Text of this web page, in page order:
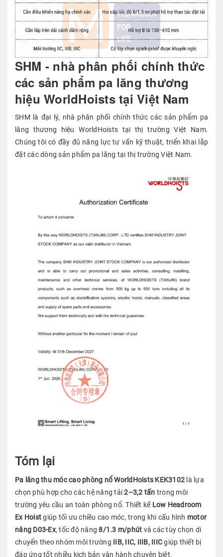
SHM - nhà phân phối chính thức
các sản phẩm pa lăng thương
hiệu WorldHoists tại Việt Nam
SHM là đại lý, nhà phân phối chính thức các sản phẩm pa
lăng thương hiệu WorldHoists tại thị trường Việt Nam.
Chúng tôi có đầy đủ năng lực tư vấn kỹ thuật, triển khai lắp
đặt các dòng sản phẩm pa lăng tại thị trường Việt Nam.
Tóm lại
Pa lăng thu móc cao phòng nổ WorldHoists KEK3102 là lựa
chọn phù hợp cho các hệ nâng tải2–3,2 tấn trong môi
trường yêu cầu an toàn phòng nổ. Thiết kế Low Headroom
Ex Hoistgiúp tối ưu chiều cao móc, trong khi cấu hình motor
nâng D03-Ex, tốc độ nâng8/1.3 m/phút và các tùy chọn di
chuyển theo nhóm môi trường IIB, IIC, IIIB, IIICgiúp thiết bị
đáp ứng tốt nhiều kịch bản vận hành chuyên biệt.